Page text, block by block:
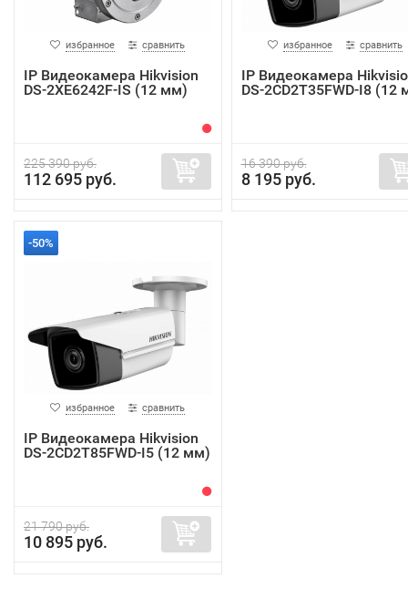
избранное сравнить
IP Видеокамера Hikvision
DS-2XE6242F-IS (12 мм)
225 390 руб.
112 695 руб.
избранное сравнить
IP Видеокамера
DS-2CD2T35FWD-I8 (12
16 390 руб.
8 195 руб.
-50%
избранное сравнить
IP Видеокамера Hikvision
DS-2CD2T85FWD-I5 (12 мм)
21 790 руб.
10 895 руб.